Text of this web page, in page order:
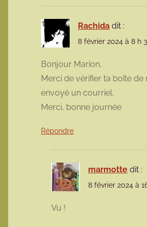
Rachida dit :
8 février 2024 à 8 h
Bonjour Marion,
Merci de vérifier ta boîte de
envoyé un courriel.
Merci, bonne journée
Répondre
marmotte dit :
8 février 2024 à
Vu !